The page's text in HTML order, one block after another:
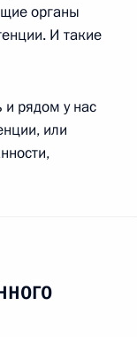
органы
И такие
рядом у нас
или